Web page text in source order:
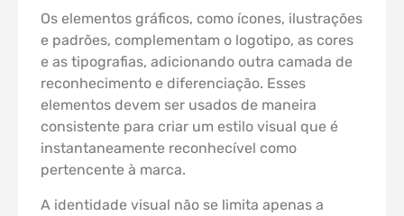
Os elementos gráficos, como ícones, ilustrações
e padrões, complementam o logotipo, as cores
e as tipografias, adicionando outra camada de
reconhecimento e diferenciação. Esses
elementos devem ser usados de maneira
consistente para criar um estilo visual que é
instantaneamente reconhecível como
pertencente à marca.
A identidade visual não se limita apenas a